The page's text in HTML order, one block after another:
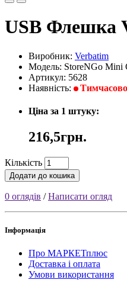
USB Флешка
Виробник: Verbatim
Модель: StoreNGo Mini
Артикул: 5628
Наявність:
Ціна за 1 штуку:
216,5грн.
Кількість
Додати до кошика
0 оглядів /Написати огляд
Інформація
Про МАРКЕТплюс
Доставка і оплата
Умови використання